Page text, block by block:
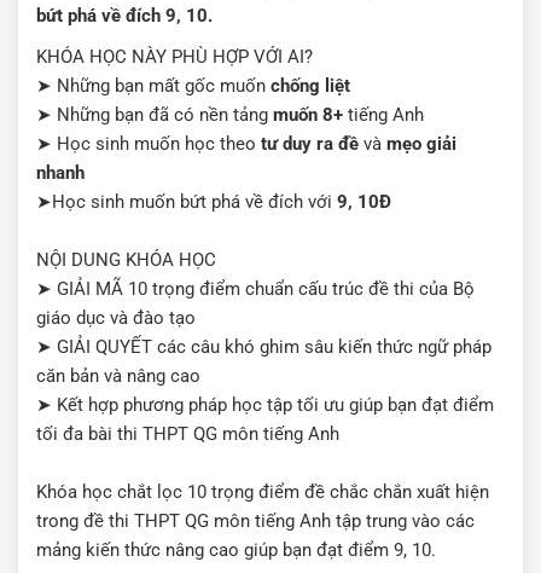
bứt phá về đích 9, 10.
KHÓA HỌC NÀY PHÙ HỢP VỚI AI?
➤ Những bạn mất gốc muốn chống liệt
➤ Những bạn đã có nền tảng muốn 8+ tiếng Anh
➤ Học sinh muốn học theo tư duy ra đề và mẹo giải
nhanh
➤Học sinh muốn bứt phá về đích với 9, 10Đ
NỘI DUNG KHÓA HỌC
➤ GIẢI MÃ 10 trọng điểm chuẩn cấu trúc đề thi của Bộ
giáo dục và đào tạo
➤ GIẢI QUYẾT các câu khó ghim sâu kiến thức ngữ pháp
căn bản và nâng cao
➤ Kết hợp phương pháp học tập tối ưu giúp bạn đạt điểm
tối đa bài thi THPT QG môn tiếng Anh
Khóa học chắt lọc 10 trọng điểm đề chắc chắn xuất hiện
trong đề thi THPT QG môn tiếng Anh tập trung vào các
mảng kiến thức nâng cao giúp bạn đạt điểm 9, 10.